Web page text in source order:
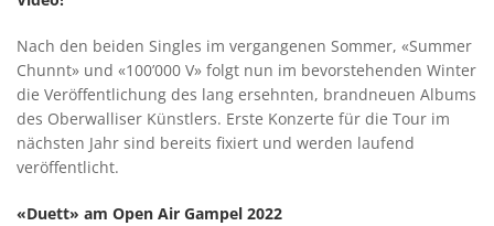
Nach den beiden Singles im vergangenen Sommer, «Summer
Chunnt» und «100’000 V» folgt nun im bevorstehenden Winter
die Veröffentlichung des lang ersehnten, brandneuen Albums
des Oberwalliser Künstlers. Erste Konzerte für die Tour im
nächsten Jahr sind bereits fixiert und werden laufend
veröffentlicht.
«Duett» am Open Air Gampel 2022